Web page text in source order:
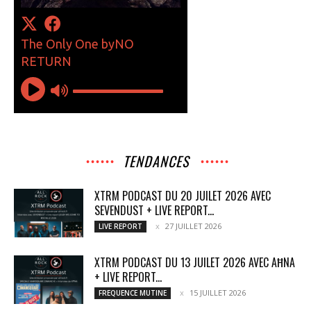
TENDANCES
XTRM PODCAST DU 20 JUILET 2026 AVEC
SEVENDUST + LIVE REPORT...
LIVE REPORT 27 JUILLET 2026
XTRM PODCAST DU 13 JUILET 2026 AVEC AĦNA
+ LIVE REPORT...
FREQUENCE MUTINE 15 JUILLET 2026